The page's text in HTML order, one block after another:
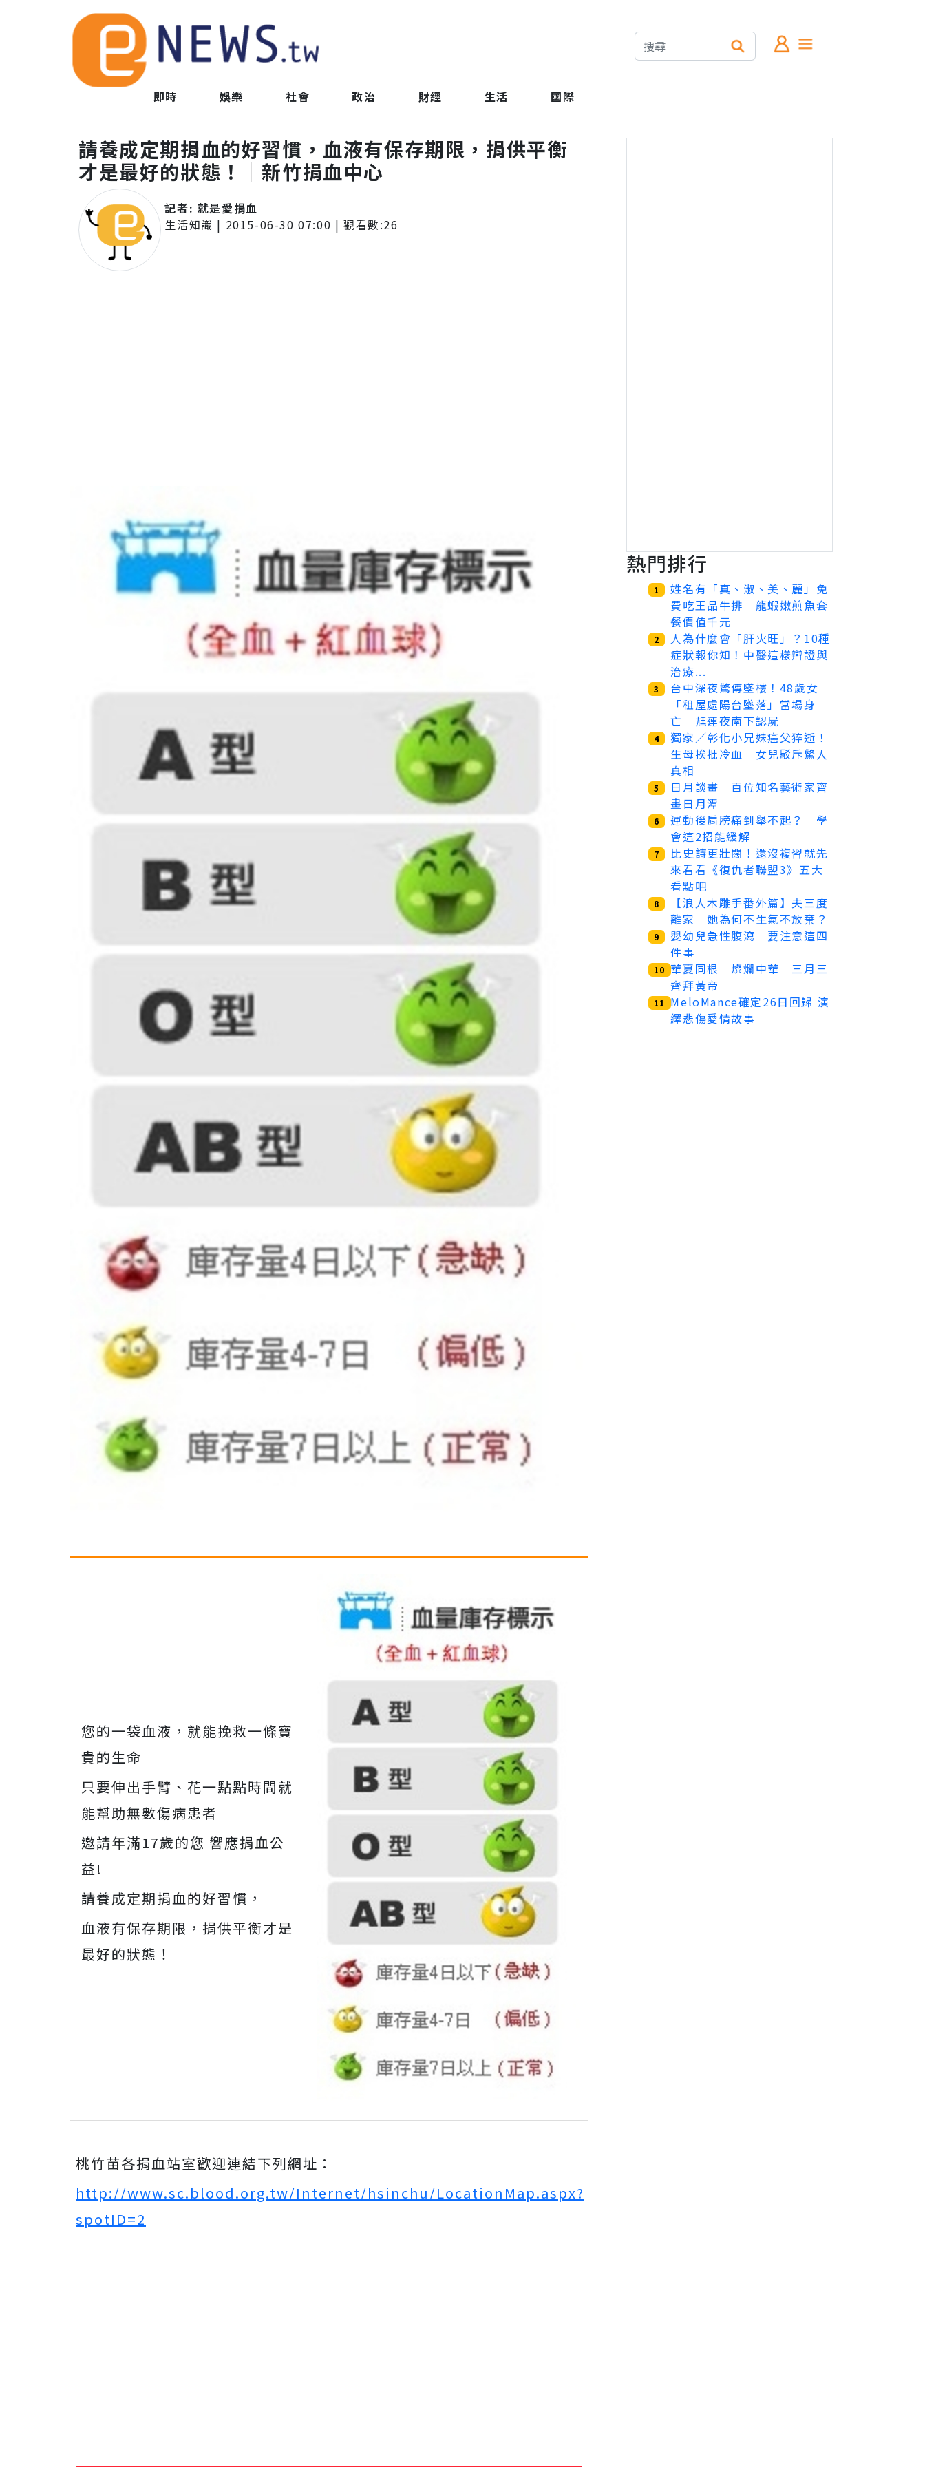
即時 娛樂 社會 政治 財經 生活 國際
請養成定期捐血的好習慣，血液有保存期限，捐供平衡
才是最好的狀態！｜新竹捐血中心
記者: 就是愛捐血
生活知識 | 2015-06-30 07:00 | 觀看數:26
您的一袋血液，就能挽救一條寶
貴的生命
只要伸出手臂、花一點點時間就
能幫助無數傷病患者
邀請年滿17歲的您 響應捐血公
益!
請養成定期捐血的好習慣，
血液有保存期限，捐供平衡才是
最好的狀態！
桃竹苗各捐血站室歡迎連結下列網址：
http://www.sc.blood.org.tw/Internet/hsinchu/LocationMap.aspx?
spotID=2
熱門排行
1
姓名有「真、淑、美、麗」免
費吃王品牛排 龍蝦嫩煎魚套
餐價值千元
2
人為什麼會「肝火旺」？10種
症狀報你知！中醫這樣辯證與
治療...
3
台中深夜驚傳墜樓！48歲女
「租屋處陽台墜落」當場身
亡 尪連夜南下認屍
4
獨家／彰化小兄妹癌父猝逝！
生母挨批冷血 女兒駁斥驚人
真相
5
日月談畫 百位知名藝術家齊
畫日月潭
6
運動後肩膀痛到舉不起？ 學
會這2招能緩解
7
比史詩更壯闊！還沒複習就先
來看看《復仇者聯盟3》五大
看點吧
8
【浪人木雕手番外篇】夫三度
離家 她為何不生氣不放棄？
9
嬰幼兒急性腹瀉 要注意這四
件事
10 華夏同根 燦爛中華 三月三
齊拜黃帝
11
MeloMance確定26日回歸 演
繹悲傷愛情故事